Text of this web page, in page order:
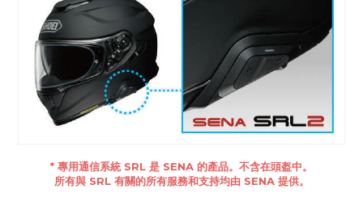
* 專用通信系統 SRL 是 SENA 的產品。不含在頭盔中。
所有與 SRL 有關的所有服務和支持均由 SENA 提供。